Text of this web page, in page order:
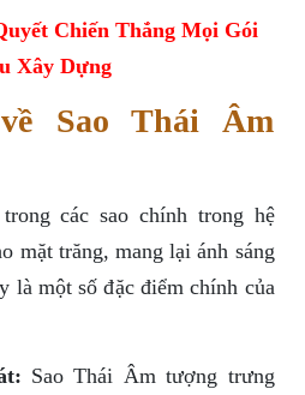
Chiến Thắng Mọi Gói
Xây Dựng
Sao Thái Âm
các sao chính trong hệ
mặt trăng, mang lại ánh sáng
là một số đặc điểm chính của
Sao Thái Âm tượng trưng